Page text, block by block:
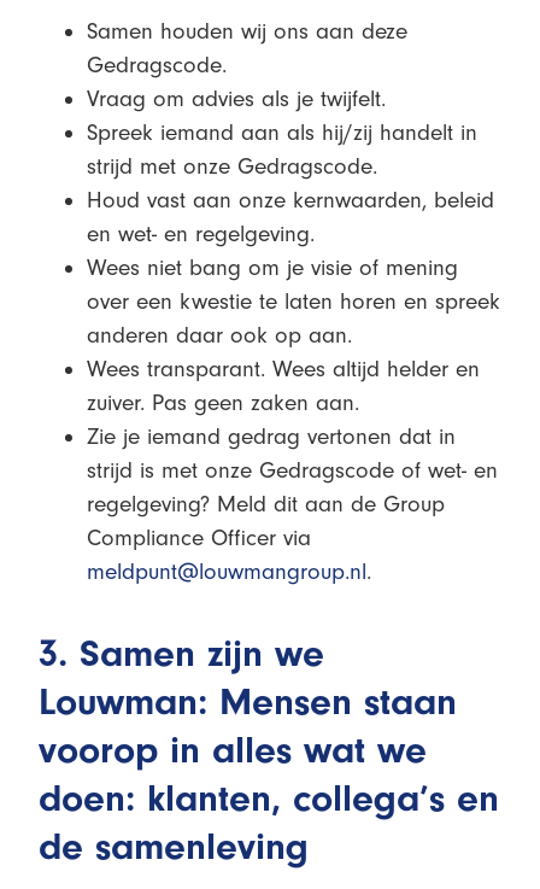
Samen houden wij ons aan deze
Gedragscode.
Vraag om advies als je twijfelt.
Spreek iemand aan als hij/zij handelt in
strijd met onze Gedragscode.
Houd vast aan onze kernwaarden, beleid
en wet- en regelgeving.
Wees niet bang om je visie of mening
over een kwestie te laten horen en spreek
anderen daar ook op aan.
Wees transparant. Wees altijd helder en
zuiver. Pas geen zaken aan.
Zie je iemand gedrag vertonen dat in
strijd is met onze Gedragscode of wet- en
regelgeving? Meld dit aan de Group
Compliance Officer via
meldpunt@louwmangroup.nl.
3. Samen zijn we
Louwman: Mensen staan
voorop in alles wat we
doen: klanten, collega’s en
de samenleving